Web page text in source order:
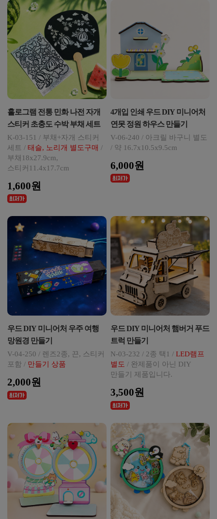
홀로그램 전통 민화 나전 자개
스티커 초충도 수박 부채 세트
K-03-151 / 부채+자개 스티커
세트 / 태슬, 노리개 별도구매 /
부채18x27.9cm,
스티커11.4x17.7cm
1,600원
4개입 인쇄 우드 DIY 미니어처
연못 정원 하우스 만들기
V-06-240 / 아크릴 바구니 별도
/ 약 16.7x10.5x9.5cm
6,000원
우드 DIY 미니어처 우주 여행
망원경 만들기
V-04-250 / 렌즈2종, 끈, 스티커
포함 / 만들기 상품
2,000원
우드 DIY 미니어처 햄버거 푸드
트럭 만들기
N-03-232 / 2종 택1 / LED램프
별도 / 완제품이 아닌 DIY
만들기 제품입니다.
3,500원